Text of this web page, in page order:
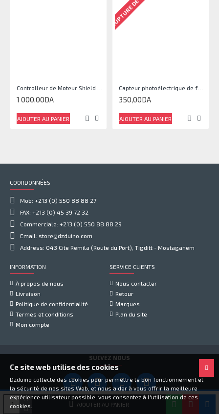
AJOUTER AU PANIER
1 000,00DA
AJOUTER AU PANIER
Capteur photoélectrique de faisceau Module de capteur IR
350,00DA
AJOUTER AU PANIER
COORDONNÉES
Mob: +213 (0) 550 88 88 27
FAX: +213 (0) 45 39 72 32
Commerciale: +213 (0) 550 88 88 29
Email: store@dzduino.com
Address: 043 Cite Remila (Route du Port), Tigditt - Mostaganem
INFORMATION
À propos de nous
Livraison
Politique de confidentialité
Termes et conditions
Mon compte
SERVICE CLIENTS
Nous contacter
Retour
Marques
Plan du site
SUIVEZ NOUS
Copyright © 2021, Dzduino Electronics, Tous droits réservés
Ce site web utilise des cookies
Dzduino collecte des cookies pour permettre le bon fonctionnement et
la sécurité de nos sites Web, et nous aider à vous offrir la meilleure
expérience utilisateur possible, vous consentez à l'utilisation de ces
cookies.